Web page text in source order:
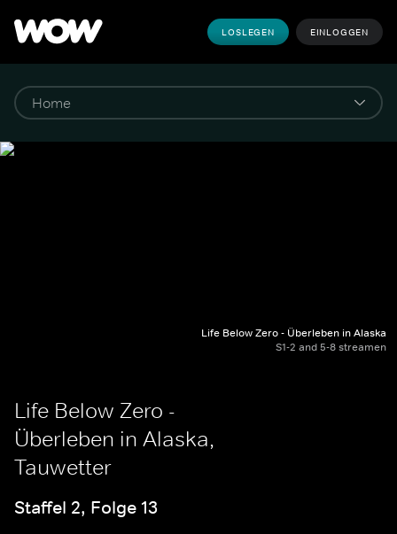
LOSLEGEN EINLOGGEN
Life Below Zero - Überleben in Alaska
S1-2 and 5-8 streamen
Life Below Zero -
Überleben in Alaska,
Tauwetter
Staffel 2, Folge 13